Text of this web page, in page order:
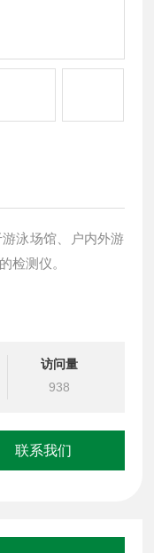
泳场馆、户内外游
检测仪。
访问量
938
联系我们